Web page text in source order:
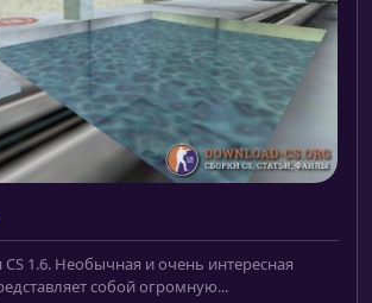
CS 1.6. Необычная и очень интересная
собой огромную...